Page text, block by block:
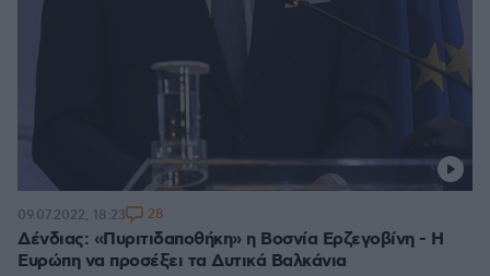
Δένδιας: «Πυριτιδαποθήκη» η Βοσνία Ερζεγοβίνη - Η
Ευρώπη να προσέξει τα Δυτικά Βαλκάνια
09.07.2022, 18:23 28